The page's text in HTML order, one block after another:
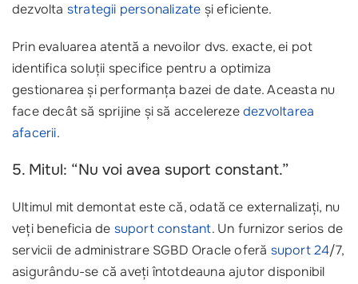
dezvolta strategii personalizate și eficiente.
Prin evaluarea atentă a nevoilor dvs. exacte, ei pot
identifica soluții specifice pentru a optimiza
gestionarea și performanța bazei de date. Aceasta nu
face decât să sprijine și să accelerezedezvoltarea
afacerii.
5. Mitul: “Nu voi avea suport constant.”
Ultimul mit demontat este că, odată ce externalizați, nu
veți beneficia de suport constant. Un furnizor serios de
servicii de administrare SGBD Oracle oferă suport 24/7,
asigurându-se că aveți întotdeauna ajutor disponibil